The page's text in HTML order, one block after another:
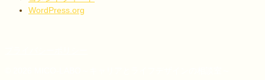
WordPress.org